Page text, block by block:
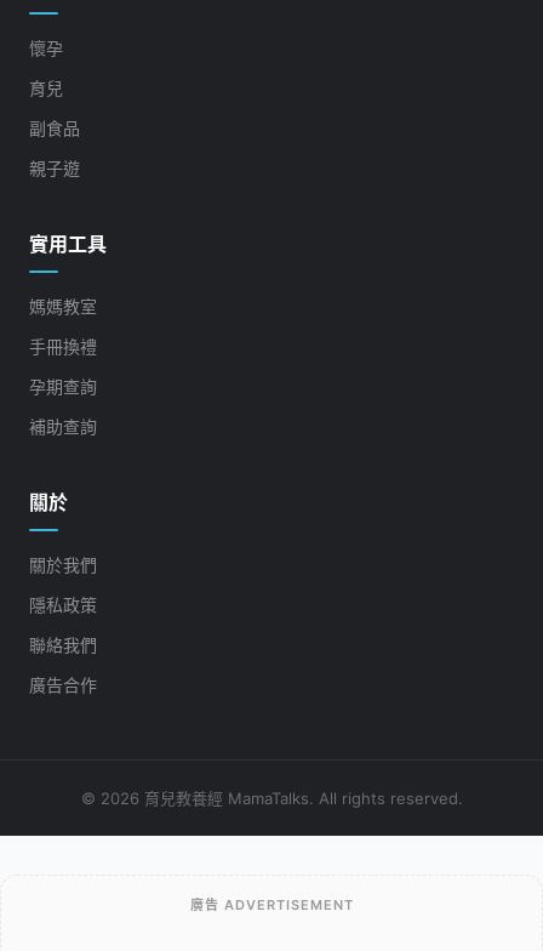
懷孕
育兒
副食品
親子遊
實用工具
媽媽教室
手冊換禮
孕期查詢
補助查詢
關於
關於我們
隱私政策
聯絡我們
廣告合作
© 2026 育兒教養經 MamaTalks. All rights reserved.
廣告 ADVERTISEMENT